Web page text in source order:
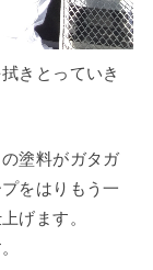
きとっていき
塗料がガタガ
をはりもう一
げます。